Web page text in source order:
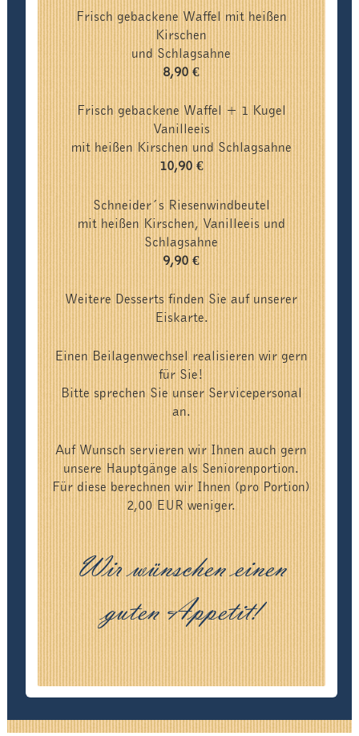
Frisch gebackene Waffel mit heißen
Kirschen
und Schlagsahne
8,90 €
Frisch gebackene Waffel + 1 Kugel
Vanilleeis
mit heißen Kirschen und Schlagsahne
10,90 €
Schneider´s Riesenwindbeutel
mit heißen Kirschen, Vanilleeis und
Schlagsahne
9,90 €
Weitere Desserts finden Sie auf unserer
Eiskarte.
Einen Beilagenwechsel realisieren wir gern
für Sie!
Bitte sprechen Sie unser Servicepersonal
an.
Auf Wunsch servieren wir Ihnen auch gern
unsere Hauptgänge als Seniorenportion.
Für diese berechnen wir Ihnen (pro Portion)
2,00 EUR weniger.
Wir wünschen einen
guten Appetit!